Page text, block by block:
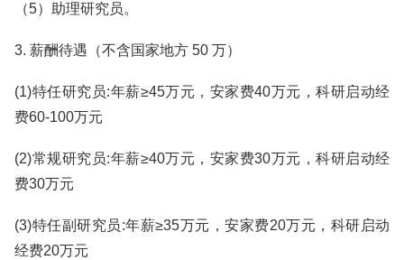
（5）助理研究员。
3. 薪酬待遇（不含国家地方 50 万）
(1)特任研究员:年薪≥45万元，安家费40万元，科研启动经
费60-100万元
(2)常规研究员:年薪≥40万元，安家费30万元，科研启动经
费30万元
(3)特任副研究员:年薪≥35万元，安家费20万元，科研启动
经费20万元